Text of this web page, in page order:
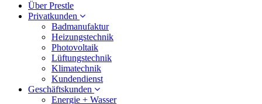
Über Prestle
Privatkunden
Badmanufaktur
Heizungstechnik
Photovoltaik
Lüftungstechnik
Klimatechnik
Kundendienst
Geschäftskunden
Energie + Wasser